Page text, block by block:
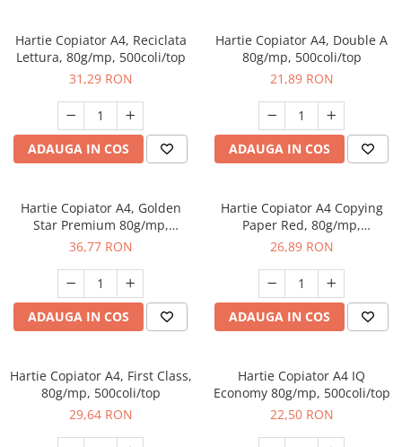
Cuttere si Foarfeci, Elastice pentru
bani, Ecusoane, Snururi Ecuson
Notesuri si indecsi autoadezivi
Suporturi Birou, Cutii Metalice si
Etichete pentru Chei
Pix cu gel
Pix cu mecanism
Pix fara mecanism
Stilouri, Patroane Cerneala,
Rollere
Protocol
Detergenti Suprafete, Gresie si
Detergenti Vase
Dispensere si Dozatoare
Echipamente, Uniforme Medicale
Racleta, Pulverizator
Insecticide
Manusi si Masti Protectie
Odorizante
Produse din hartie
Role Prosop
Role Prosop, Curatenie si Protocol
Hartie Copiator A4, Reciclata
Lettura, 80g/mp, 500coli/top
31,29 RON
ADAUGA IN COS
Hartie Copiator A4, Double A
80g/mp, 500coli/top
21,89 RON
ADAUGA IN COS
Hartie Copiator A4, Golden
Star Premium 80g/mp,
500coli/top
36,77 RON
ADAUGA IN COS
Hartie Copiator A4 Copying
Paper Red, 80g/mp,
500coli/top
26,89 RON
ADAUGA IN COS
Hartie Copiator A4, First Class,
80g/mp, 500coli/top
29,64 RON
Hartie Copiator A4 IQ
Economy 80g/mp, 500coli/top
22,50 RON